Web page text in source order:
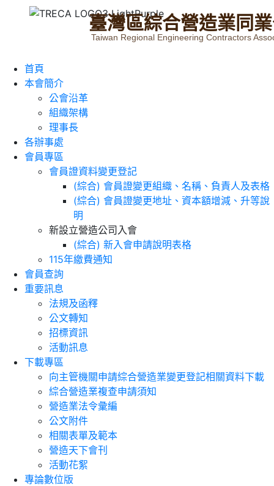
臺灣區綜合營造業同業
Taiwan Regional Engineering Contractors
首頁
本會簡介
公會沿革
組織架構
理事長
各辦事處
會員專區
會員證資料變更登記
(綜合) 會員證變更組織、名稱、負責人及表格
(綜合) 會員證變更地址、資本額增減、升等說
明
新設立營造公司入會
(綜合) 新入會申請說明表格
115年繳費通知
會員查詢
重要訊息
法規及函釋
公文轉知
招標資訊
活動訊息
下載專區
向主管機關申請綜合營造業變更登記相關資料下載
綜合營造業複查申請須知
營造業法令彙編
公文附件
相關表單及範本
營造天下會刊
活動花絮
專論數位版